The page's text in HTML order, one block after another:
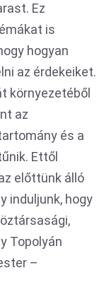
Ez
is
hogyan
az érdekeiket.
környezetéből
az
és a
Ettől
előttünk álló
induljunk, hogy
Topolyán
–